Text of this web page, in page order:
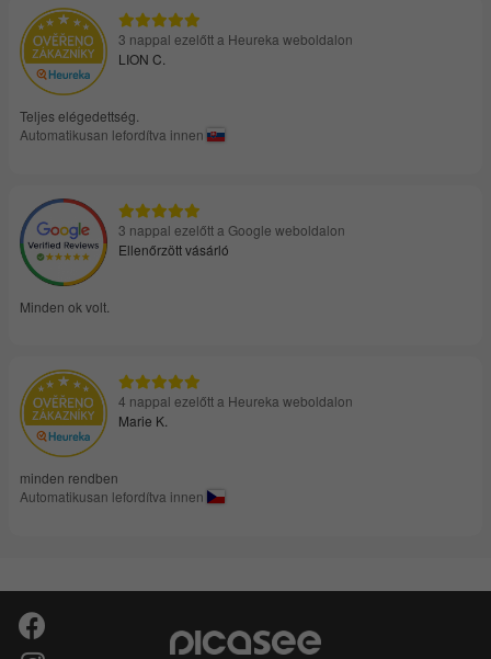
3 nappal ezelőtt a Heureka weboldalon
LION C.
Teljes elégedettség.
Automatikusan lefordítva innen
3 nappal ezelőtt a Google weboldalon
Ellenőrzött vásárló
Minden ok volt.
4 nappal ezelőtt a Heureka weboldalon
Marie K.
minden rendben
Automatikusan lefordítva innen